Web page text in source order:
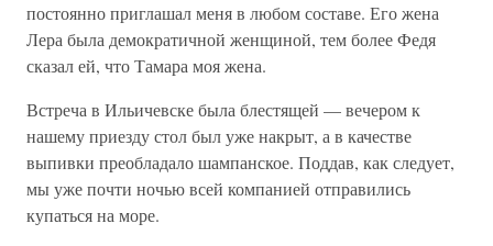
постоянно приглашал меня в любом составе. Его жена
Лера была демократичной женщиной, тем более Федя
сказал ей, что Тамара моя жена.
Встреча в Ильичевске была блестящей — вечером к
нашему приезду стол был уже накрыт, а в качестве
выпивки преобладало шампанское. Поддав, как следует,
мы уже почти ночью всей компанией отправились
купаться на море.